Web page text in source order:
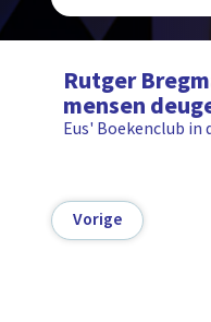
Rutger
mensen
Eus' Boekenclub in
8:34
Vorige